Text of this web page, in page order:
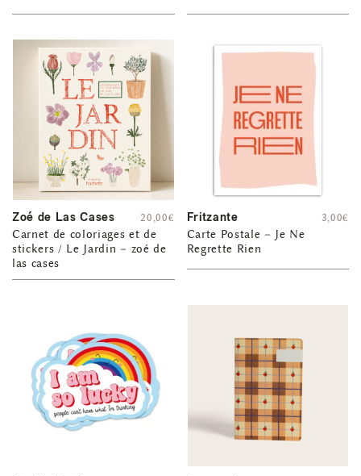
Zoé de Las Cases
Carnet de coloriages et de
stickers / Le Jardin – zoé de
las cases
20,00€ Fritzante
Carte Postale – Je Ne
Regrette Rien
3,00€